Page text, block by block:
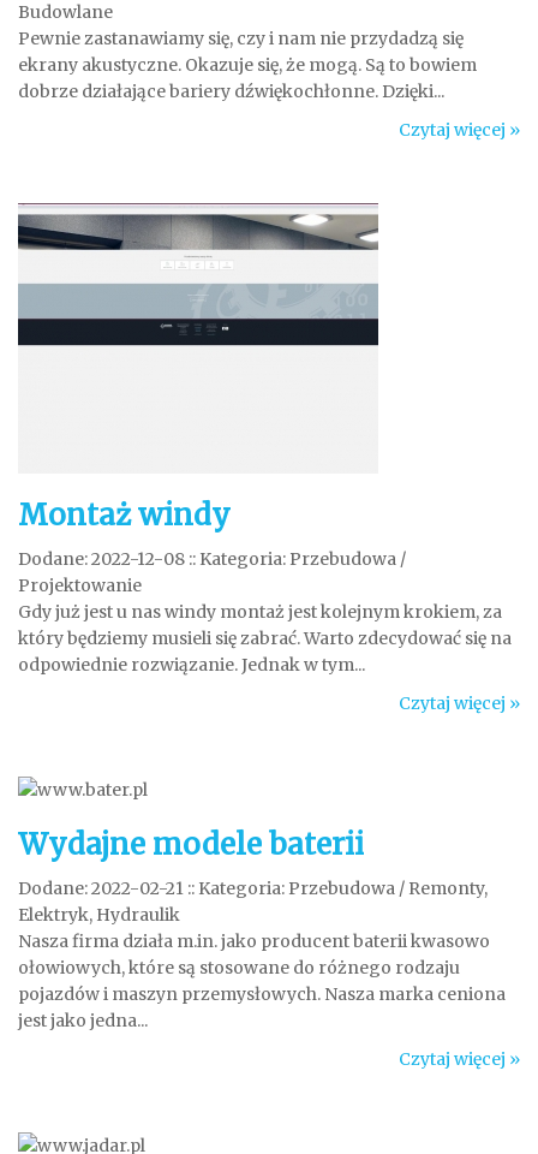
Budowlane
Pewnie zastanawiamy się, czy i nam nie przydadzą się
ekrany akustyczne. Okazuje się, że mogą. Są to bowiem
dobrze działające bariery dźwiękochłonne. Dzięki...
Czytaj więcej »
Montaż windy
Dodane: 2022-12-08 :: Kategoria: Przebudowa /
Projektowanie
Gdy już jest u nas windy montaż jest kolejnym krokiem, za
który będziemy musieli się zabrać. Warto zdecydować się na
odpowiednie rozwiązanie. Jednak w tym...
Czytaj więcej »
Wydajne modele baterii
Dodane: 2022-02-21 :: Kategoria: Przebudowa / Remonty,
Elektryk, Hydraulik
Nasza firma działa m.in. jako producent baterii kwasowo
ołowiowych, które są stosowane do różnego rodzaju
pojazdów i maszyn przemysłowych. Nasza marka ceniona
jest jako jedna...
Czytaj więcej »